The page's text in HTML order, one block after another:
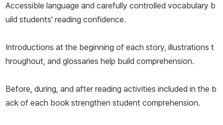
Accessible language and carefully controlled vocabulary b
uild students' reading confidence.
Introductions at the beginning of each story, illustrations t
hroughout, and glossaries help build comprehension.
Before, during, and after reading activities included in the b
ack of each book strengthen student comprehension.